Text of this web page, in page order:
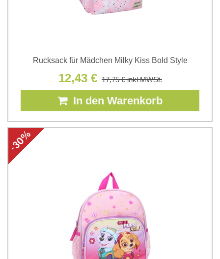
Rucksack für Mädchen Milky Kiss Bold Style
12,43 € 17,75 €inkl MWSt.
In den Warenkorb